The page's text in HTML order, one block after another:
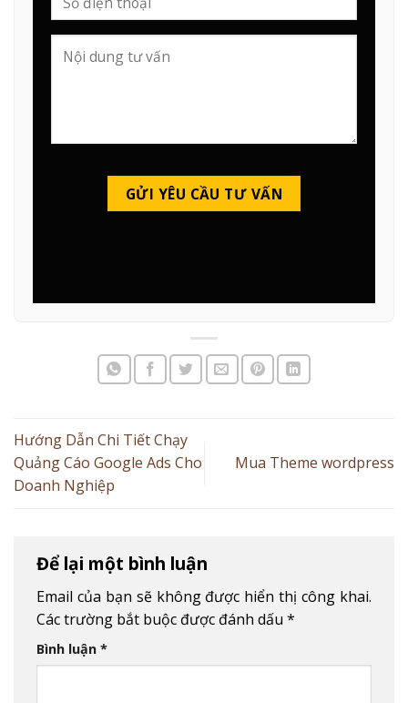
Hướng Dẫn Chi Tiết Chạy
Quảng Cáo Google Ads Cho
Doanh Nghiệp
Mua Theme wordpress
Để lại một bình luận
Email của bạn sẽ không được hiển thị công khai.
Các trường bắt buộc được đánh dấu *
Bình luận *